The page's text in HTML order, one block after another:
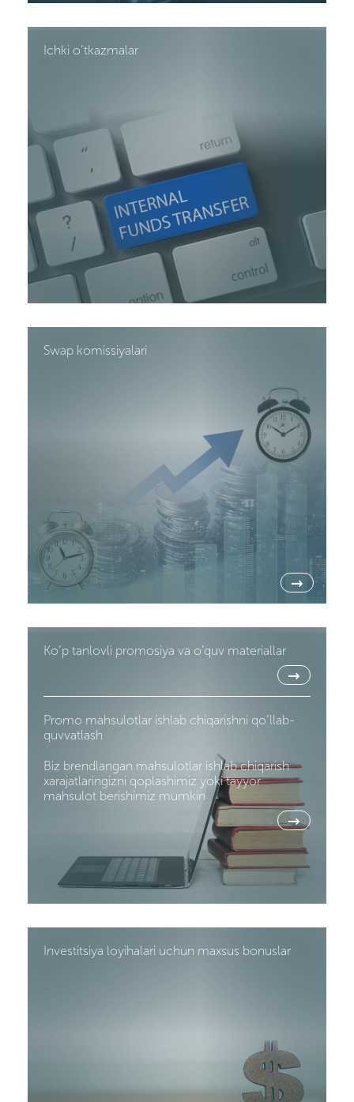
Ichki o’tkazmalar
Swap komissiyalari
→
Ko’p tanlovli promosiya va o’quv materiallar
→
Promo mahsulotlar ishlab chiqarishni qo’llab-
quvvatlash
Biz brendlangan mahsulotlar ishlab chiqarish
xarajatlaringizni qoplashimiz yoki tayyor
mahsulot berishimiz mumkin
→
Investitsiya loyihalari uchun maxsus bonuslar